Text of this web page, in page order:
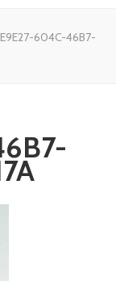
604C-46B7-